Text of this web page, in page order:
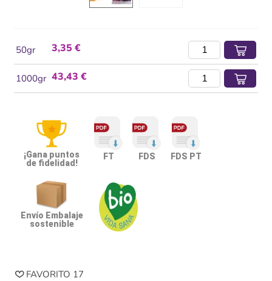
50gr 3,35 €
1000gr 43,43 €
¡Gana puntos
de fidelidad!
FT FDS FDS PT
Envío Embalaje
sostenible
FAVORITO 17